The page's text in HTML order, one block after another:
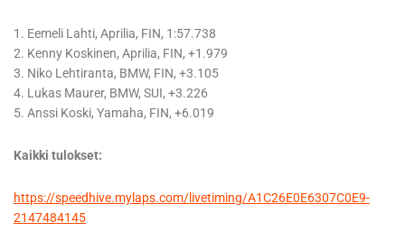
1. Eemeli Lahti, Aprilia, FIN, 1:57.738
2. Kenny Koskinen, Aprilia, FIN, +1.979
3. Niko Lehtiranta, BMW, FIN, +3.105
4. Lukas Maurer, BMW, SUI, +3.226
5. Anssi Koski, Yamaha, FIN, +6.019
Kaikki tulokset:
https://speedhive.mylaps.com/livetiming/A1C26E0E6307C0E9-
2147484145